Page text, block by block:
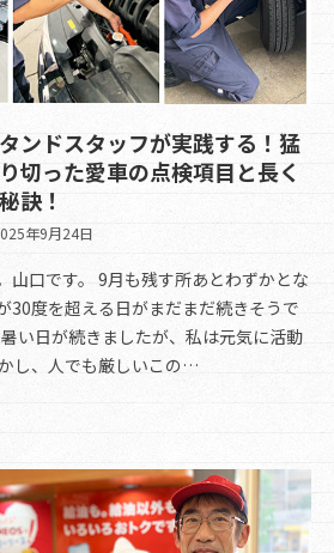
ンドスタッフが実践する！猛
切った愛車の点検項目と長く
訣！
年9月24日
山口です。 9月も残す所あとわずかとな
30度を超える日がまだまだ続きそうで
い日が続きましたが、私は元気に活動
し、人でも厳しいこの…